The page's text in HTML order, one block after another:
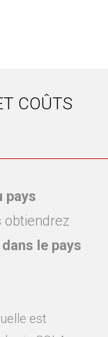
COÛTS
pays
obtiendrez
le pays
est